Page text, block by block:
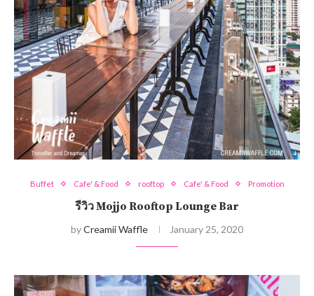
Buffet Cafe' & Food rooftop Cafe' & Food Promotion
รีวิว Mojjo Rooftop Lounge Bar
byCreamii Waffle January 25, 2020